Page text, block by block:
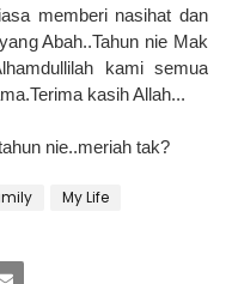
memberi nasihat dan
Abah..Tahun nie Mak
kami semua
kasih Allah...
nie..meriah tak?
My Life